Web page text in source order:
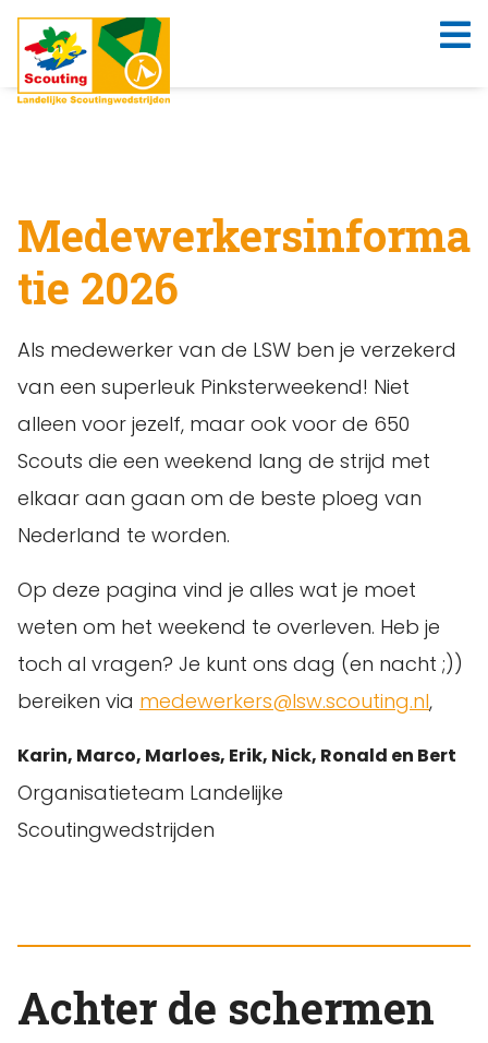
Medewerkersinforma
tie 2026
Als medewerker van de LSW ben je verzekerd
van een superleuk Pinksterweekend! Niet
alleen voor jezelf, maar ook voor de 650
Scouts die een weekend lang de strijd met
elkaar aan gaan om de beste ploeg van
Nederland te worden.
Op deze pagina vind je alles wat je moet
weten om het weekend te overleven. Heb je
toch al vragen? Je kunt ons dag (en nacht ;))
bereiken via medewerkers@lsw.scouting.nl,
Karin, Marco, Marloes, Erik, Nick, Ronald en Bert
Organisatieteam Landelijke
Scoutingwedstrijden
Achter de schermen